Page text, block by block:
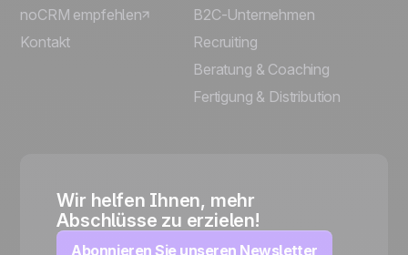
noCRM empfehlen
Kontakt
B2C-Unternehmen
Recruiting
Beratung & Coaching
Fertigung & Distribution
Wir helfen Ihnen, mehr
Abschlüsse zu erzielen!
Abonnieren Sie unseren Newsletter